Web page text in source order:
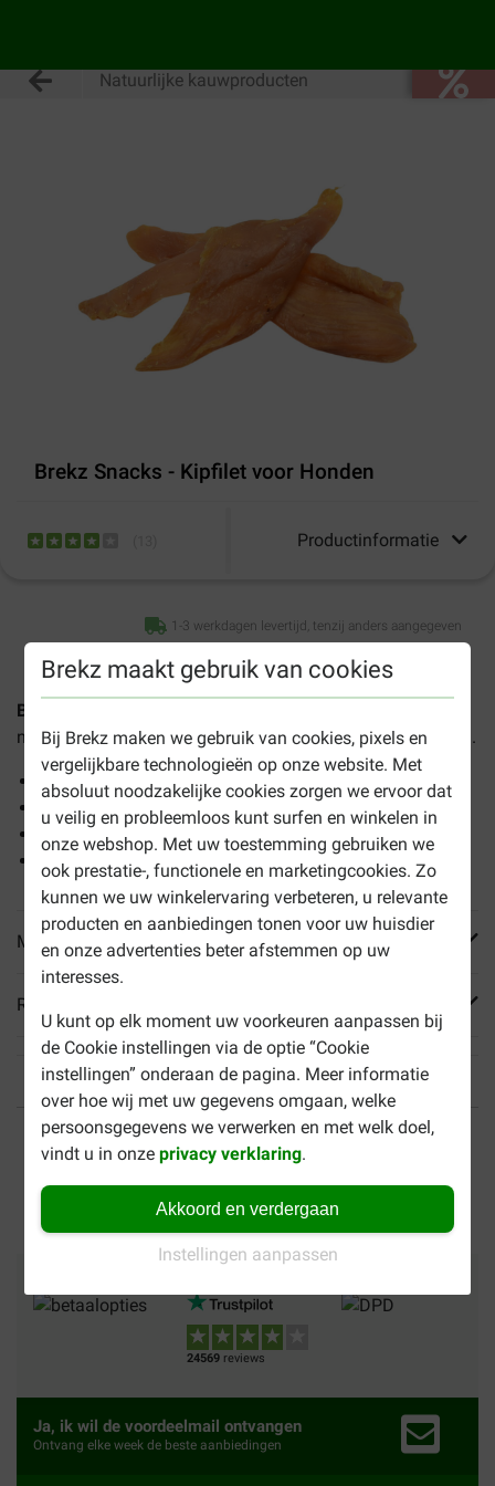
Brekz maakt gebruik van cookies
Bij Brekz maken we gebruik van cookies, pixels en
vergelijkbare technologieën op onze website. Met
absoluut noodzakelijke cookies zorgen we ervoor dat
u veilig en probleemloos kunt surfen en winkelen in
onze webshop. Met uw toestemming gebruiken we
ook prestatie-, functionele en marketingcookies. Zo
kunnen we uw winkelervaring verbeteren, u relevante
producten en aanbiedingen tonen voor uw huisdier
en onze advertenties beter afstemmen op uw
interesses.
U kunt op elk moment uw voorkeuren aanpassen bij
de Cookie instellingen via de optie “Cookie
instellingen” onderaan de pagina. Meer informatie
over hoe wij met uw gegevens omgaan, welke
persoonsgegevens we verwerken en met welk doel,
vindt u in onzeprivacy verklaring.
Akkoord en verdergaan
Instellingen aanpassen
Natuurlijke kauwproducten
Brekz Snacks - Kipfilet voor Honden
Productinformatie
1-3 werkdagen levertijd, tenzij anders aangegeven
Brekz Snacks - Kipfilet voor Honden
natuursnacks en kunnen door alle honden worden genoten.
100% gedroogde Europese kipfilet
Voor alle honden
Heerlijke natuursnack
bevat geen glycerine
Meer informatie
Reviews
Tot 40% goedkoper Veilig betalen
24569 reviews
Ja, ik wil de voordeelmail ontvangen
Ontvang elke week de beste aanbiedingen